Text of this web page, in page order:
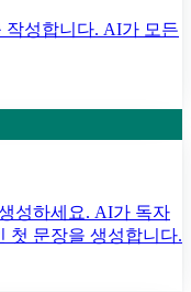
작성합니다. AI가 모든
성하세요. AI가 독자
첫 문장을 생성합니다.